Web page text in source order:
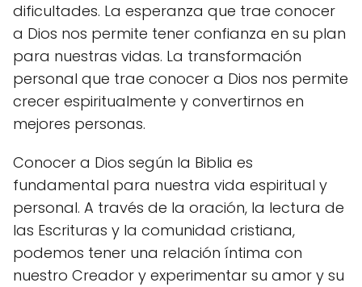
dificultades. La esperanza que trae conocer
a Dios nos permite tener confianza en su plan
para nuestras vidas. La transformación
personal que trae conocer a Dios nos permite
crecer espiritualmente y convertirnos en
mejores personas.
Conocer a Dios según la Biblia es
fundamental para nuestra vida espiritual y
personal. A través de la oración, la lectura de
las Escrituras y la comunidad cristiana,
podemos tener una relación íntima con
nuestro Creador y experimentar su amor y su